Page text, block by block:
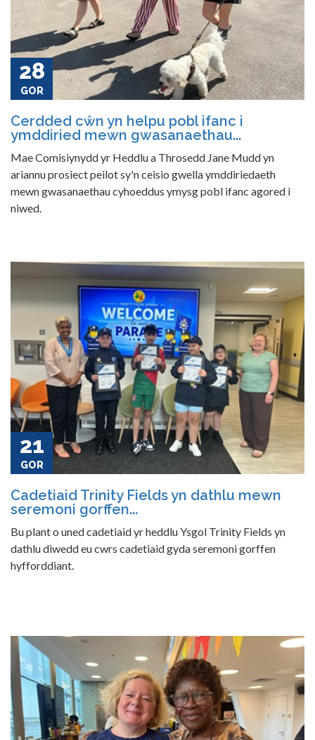
28
GOR
Cerdded cŵn yn helpu pobl ifanc i
ymddiried mewn gwasanaethau...
Mae Comisiynydd yr Heddlu a Throsedd Jane Mudd yn
ariannu prosiect peilot sy'n ceisio gwella ymddiriedaeth
mewn gwasanaethau cyhoeddus ymysg pobl ifanc agored i
niwed.
21
GOR
Cadetiaid Trinity Fields yn dathlu mewn
seremoni gorffen...
Bu plant o uned cadetiaid yr heddlu Ysgol Trinity Fields yn
dathlu diwedd eu cwrs cadetiaid gyda seremoni gorffen
hyfforddiant.